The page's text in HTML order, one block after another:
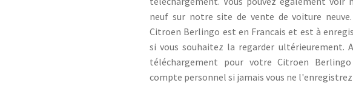
neuf sur notre site de vente de voiture
Citroen Berlingo est en Francais et est à
si vous souhaitez la regarder ultérieurement.
téléchargement pour votre Citroen
compte personnel si jamais vous ne